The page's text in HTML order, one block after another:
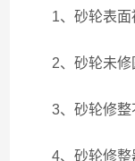
1、砂轮表面
2、砂轮未修
3、砂轮修整
4、砂轮修整